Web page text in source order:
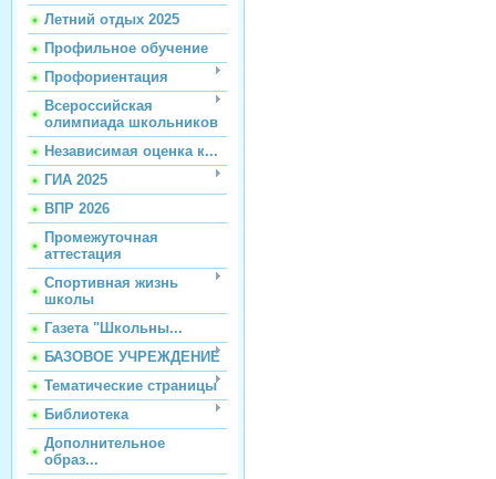
Летний отдых 2025
Профильное обучение
Профориентация
Всероссийская
олимпиада школьников
Независимая оценка к...
ГИА 2025
ВПР 2026
Промежуточная
аттестация
Спортивная жизнь
школы
Газета "Школьны...
БАЗОВОЕ УЧРЕЖДЕНИЕ
Тематические страницы
Библиотека
Дополнительное
образ...